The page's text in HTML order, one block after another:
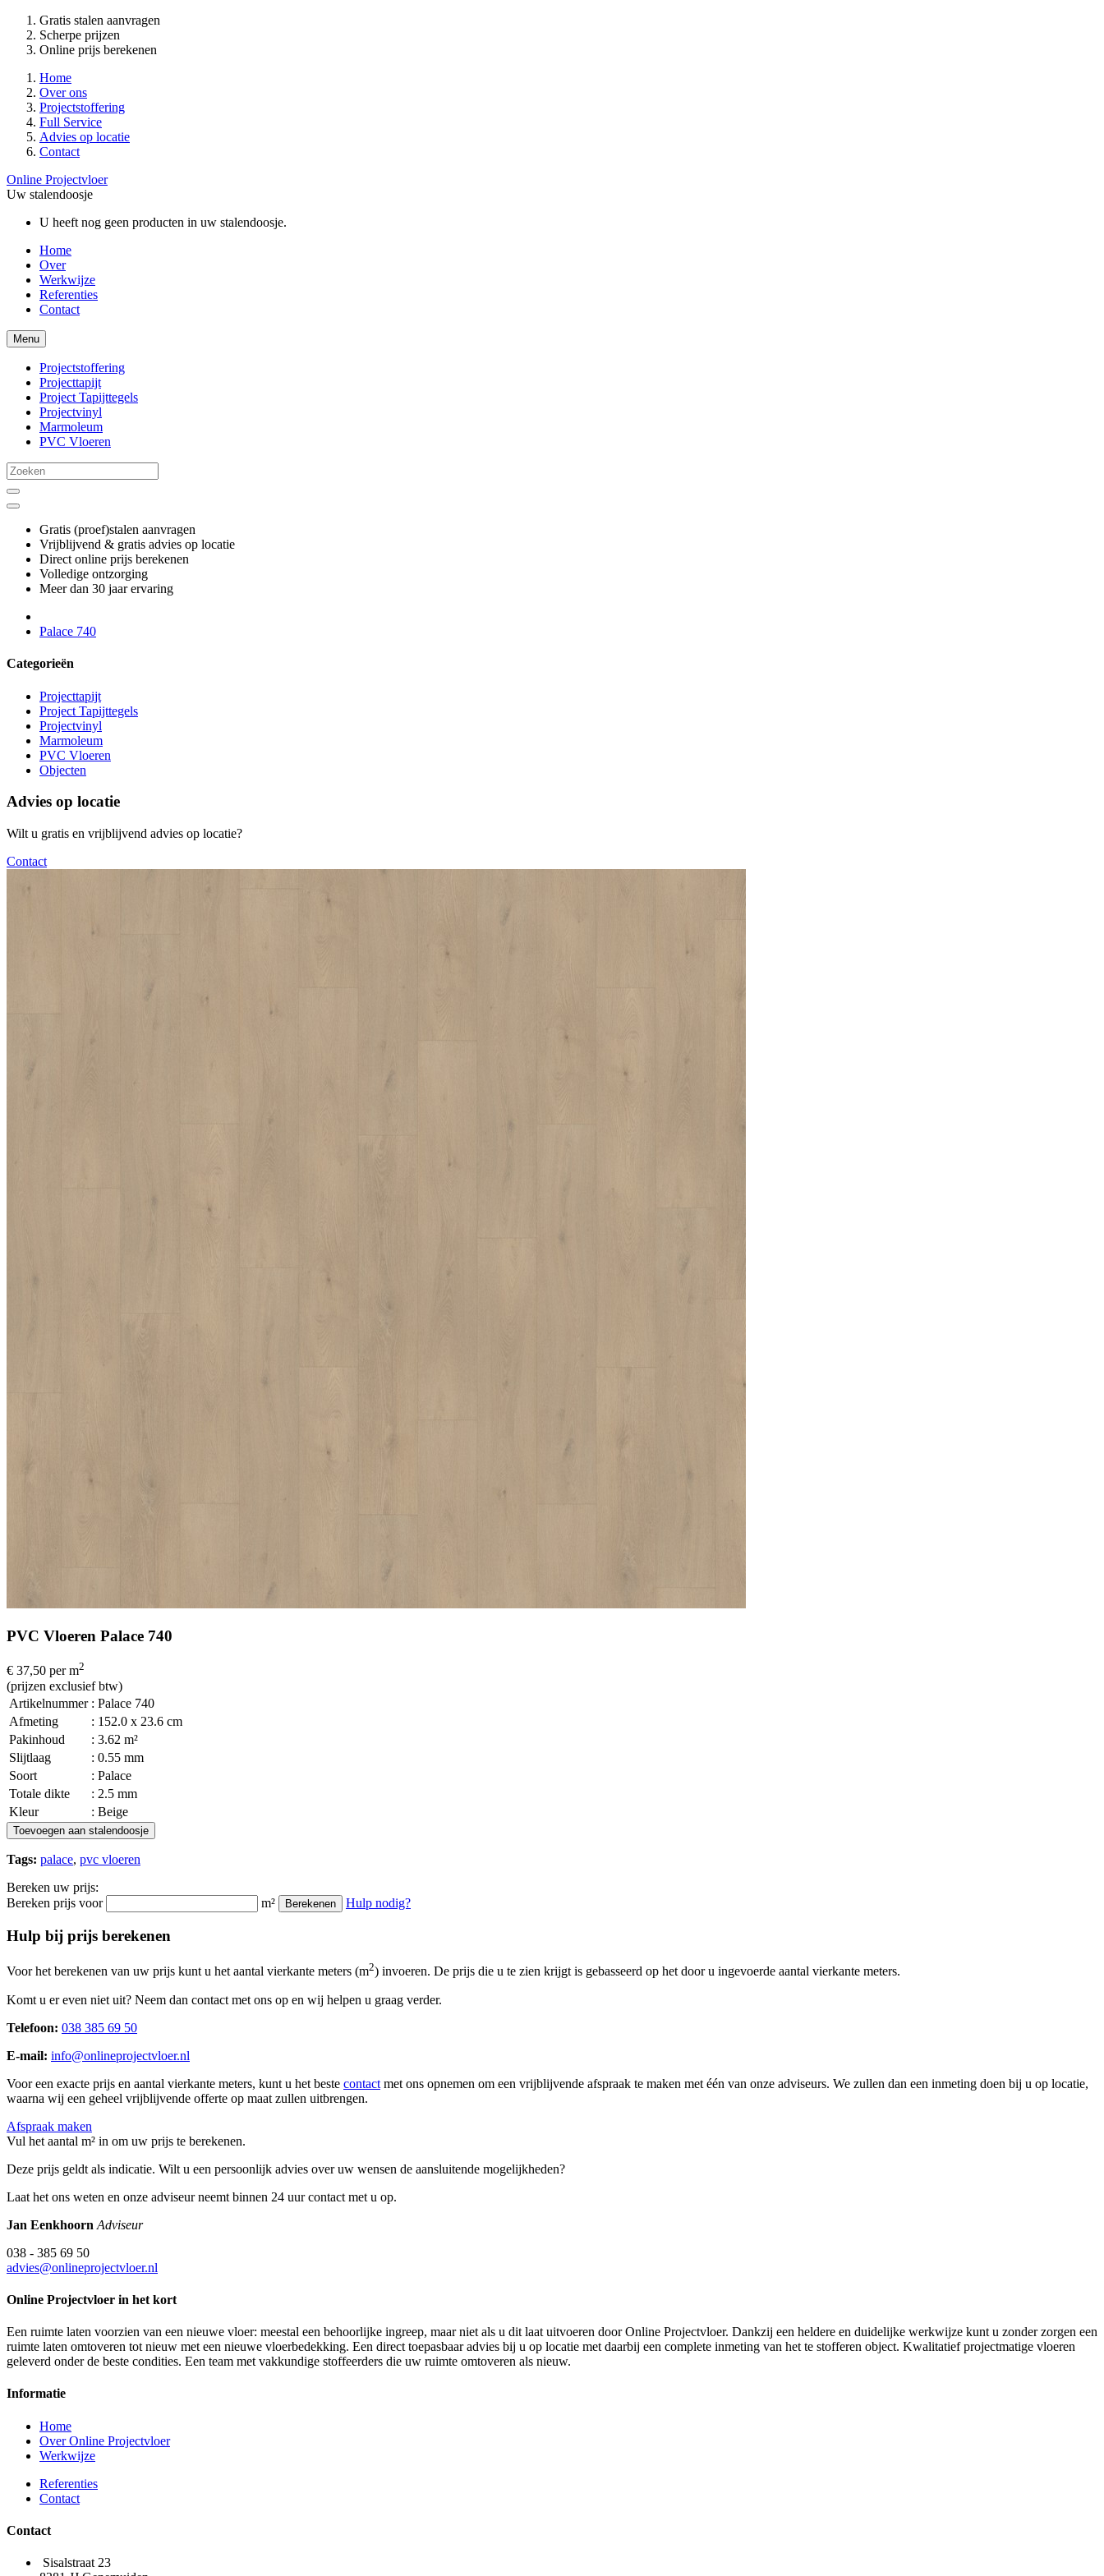
Gratis stalen aanvragen
Scherpe prijzen
Online prijs berekenen
Home
Over ons
Projectstoffering
Full Service
Advies op locatie
Contact
Online Projectvloer
Uw stalendoosje
U heeft nog geen producten in uw stalendoosje.
Home
Over
Werkwijze
Referenties
Contact
Menu
Projectstoffering
Projecttapijt
Project Tapijttegels
Projectvinyl
Marmoleum
PVC Vloeren
Gratis (proef)stalen aanvragen
Vrijblijvend & gratis advies op locatie
Direct online prijs berekenen
Volledige ontzorging
Meer dan 30 jaar ervaring
Palace 740
Categorieën
Projecttapijt
Project Tapijttegels
Projectvinyl
Marmoleum
PVC Vloeren
Objecten
Advies op locatie
Wilt u gratis en vrijblijvend advies op locatie?
Contact
PVC Vloeren Palace 740
€ 37,50 per m2
(prijzen exclusief btw)
Artikelnummer : Palace 740
Afmeting
: 152.0 x 23.6 cm
Pakinhoud
: 3.62 m²
Slijtlaag
: 0.55 mm
Soort
: Palace
Totale dikte
: 2.5 mm
Kleur
: Beige
Toevoegen aan stalendoosje
Tags: palace, pvc vloeren
Bereken uw prijs:
Bereken prijs voor
m² Berekenen Hulp nodig?
Hulp bij prijs berekenen
Voor het berekenen van uw prijs kunt u het aantal vierkante meters (m2) invoeren. De prijs die u te zien krijgt is gebasseerd op het door u ingevoerde aantal vierkante meters.
Komt u er even niet uit? Neem dan contact met ons op en wij helpen u graag verder.
Telefoon: 038 385 69 50
E-mail: info@onlineprojectvloer.nl
Voor een exacte prijs en aantal vierkante meters, kunt u het beste contact met ons opnemen om een vrijblijvende afspraak te maken met één van onze adviseurs. We zullen dan een inmeting doen bij u op locatie,
waarna wij een geheel vrijblijvende offerte op maat zullen uitbrengen.
Afspraak maken
Vul het aantal m² in om uw prijs te berekenen.
Deze prijs geldt als indicatie. Wilt u een persoonlijk advies over uw wensen de aansluitende mogelijkheden?
Laat het ons weten en onze adviseur neemt binnen 24 uur contact met u op.
Jan Eenkhoorn Adviseur
038 - 385 69 50
advies@onlineprojectvloer.nl
Online Projectvloer in het kort
Een ruimte laten voorzien van een nieuwe vloer: meestal een behoorlijke ingreep, maar niet als u dit laat uitvoeren door Online Projectvloer. Dankzij een heldere en duidelijke werkwijze kunt u zonder zorgen een
ruimte laten omtoveren tot nieuw met een nieuwe vloerbedekking. Een direct toepasbaar advies bij u op locatie met daarbij een complete inmeting van het te stofferen object. Kwalitatief projectmatige vloeren
geleverd onder de beste condities. Een team met vakkundige stoffeerders die uw ruimte omtoveren als nieuw.
Informatie
Home
Over Online Projectvloer
Werkwijze
Referenties
Contact
Contact
Sisalstraat 23